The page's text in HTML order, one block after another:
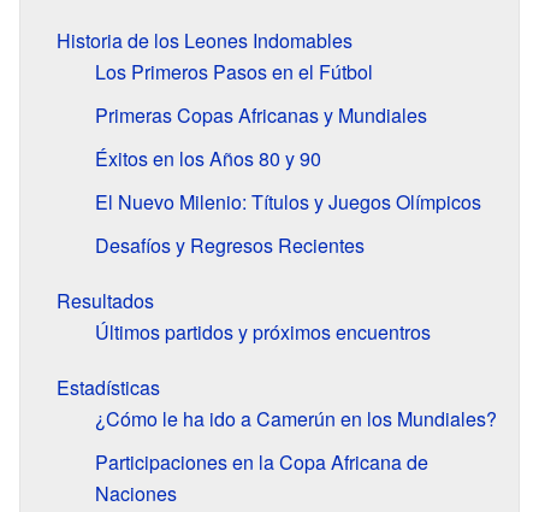
Historia de los Leones Indomables
Los Primeros Pasos en el Fútbol
Primeras Copas Africanas y Mundiales
Éxitos en los Años 80 y 90
El Nuevo Milenio: Títulos y Juegos Olímpicos
Desafíos y Regresos Recientes
Resultados
Últimos partidos y próximos encuentros
Estadísticas
¿Cómo le ha ido a Camerún en los Mundiales?
Participaciones en la Copa Africana de
Naciones